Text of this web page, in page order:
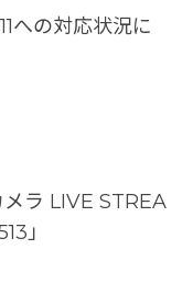
への対応状況に
ラ LIVE STREA
」